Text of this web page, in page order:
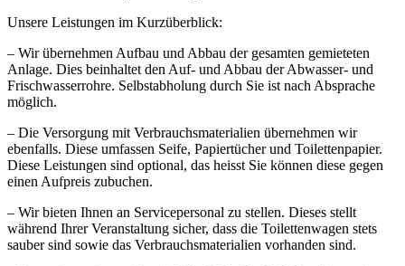
Unsere Leistungen im Kurzüberblick:
– Wir übernehmen Aufbau und Abbau der gesamten gemieteten
Anlage. Dies beinhaltet den Auf- und Abbau der Abwasser- und
Frischwasserrohre. Selbstabholung durch Sie ist nach Absprache
möglich.
– Die Versorgung mit Verbrauchsmaterialien übernehmen wir
ebenfalls. Diese umfassen Seife, Papiertücher und Toilettenpapier.
Diese Leistungen sind optional, das heisst Sie können diese gegen
einen Aufpreis zubuchen.
– Wir bieten Ihnen an Servicepersonal zu stellen. Dieses stellt
während Ihrer Veranstaltung sicher, dass die Toilettenwagen stets
sauber sind sowie das Verbrauchsmaterialien vorhanden sind.